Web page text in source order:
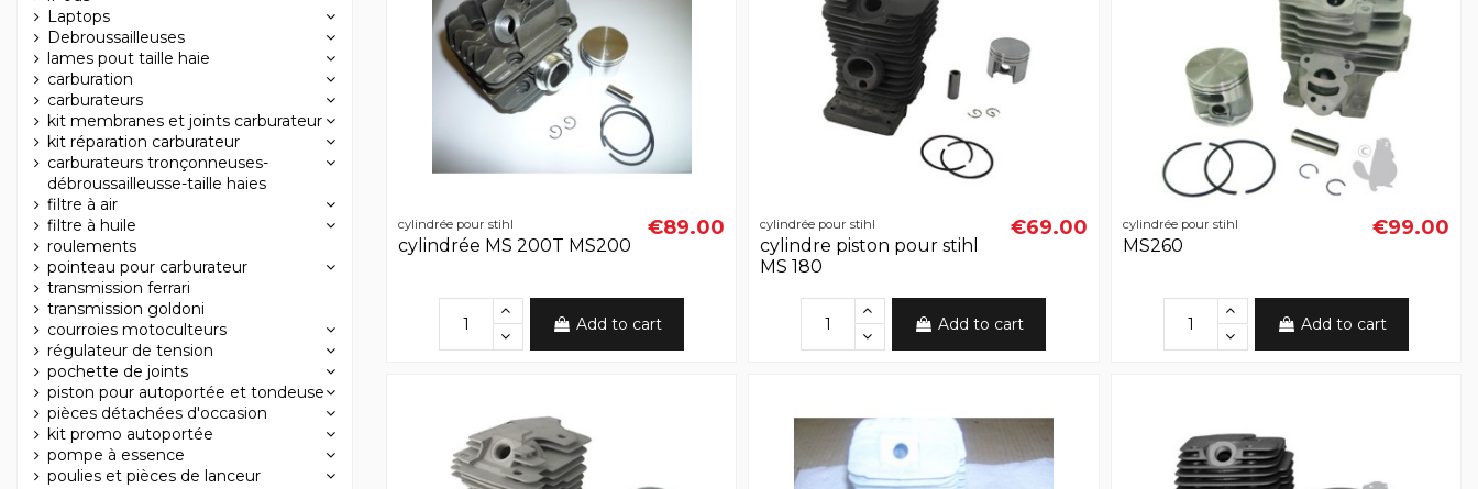
cylindrée pour stihl
cylindrée MS 200T MS200
€89.00
Add to cart
cylindrée pour stihl
cylindre piston pour stihl
MS 180
€69.00
Add to cart
cylindrée pour stihl
MS260
€99.00
Add to cart
Laptops
Debroussailleuses
lames pout taille haie
carburation
carburateurs
kit membranes et joints carburateur
kit réparation carburateur
carburateurs tronçonneuses-
débroussailleusse-taille haies
filtre à air
filtre à huile
roulements
pointeau pour carburateur
transmission ferrari
transmission goldoni
courroies motoculteurs
régulateur de tension
pochette de joints
piston pour autoportée et tondeuse
pièces détachées d'occasion
kit promo autoportée
pompe à essence
poulies et pièces de lanceur